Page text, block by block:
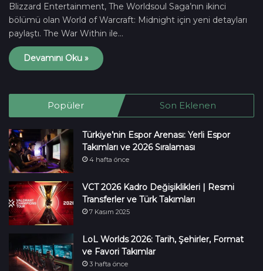
Blizzard Entertainment, The Worldsoul Saga’nın ikinci
bölümü olan World of Warcraft: Midnight için yeni detayları
paylaştı. The War Within ile…
Devamını Oku »
Popüler Son Eklenen
Türkiye’nin Espor Arenası: Yerli Espor
Takımları ve 2026 Sıralaması
4 hafta önce
VCT 2026 Kadro Değişiklikleri | Resmi
Transferler ve Türk Takımları
7 Kasım 2025
LoL Worlds 2026: Tarih, Şehirler, Format
ve Favori Takımlar
3 hafta önce